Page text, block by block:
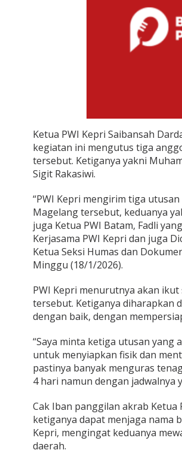
e
a
n
g
Ketua PWI Kepri Saibansah
kegiatan ini mengutus tiga
tersebut. Ketiganya yakni
Sigit Rakasiwi.
“PWI Kepri mengirim tiga
Magelang tersebut, keduanya
juga Ketua PWI Batam, Fadli
Kerjasama PWI Kepri dan juga
Ketua Seksi Humas dan
Minggu (18/1/2026).
PWI Kepri menurutnya akan
tersebut. Ketiganya diharapkan
dengan baik, dengan
“Saya minta ketiga utusan
untuk menyiapkan fisik dan
pastinya banyak menguras
4 hari namun dengan jadwalnya
Cak Iban panggilan akrab Ketua
ketiganya dapat menjaga nama
Kepri, mengingat keduanya
daerah.